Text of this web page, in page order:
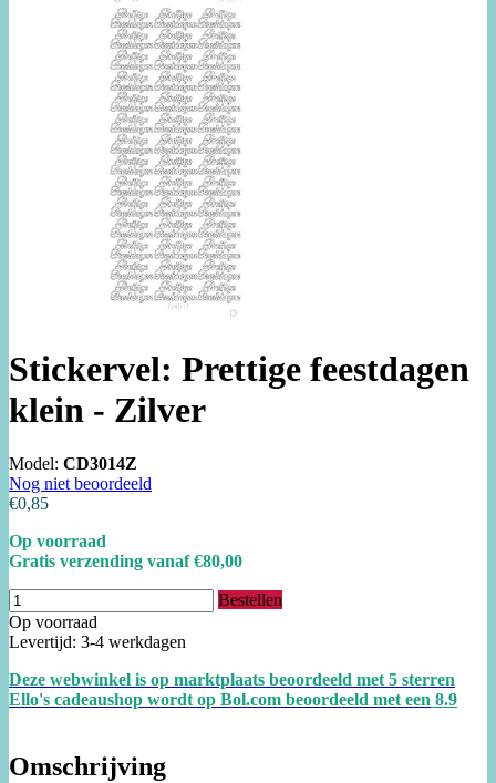
Stickervel: Prettige feestdagen
klein - Zilver
Model: CD3014Z
Nog niet beoordeeld
€0,85
Op voorraad
Gratis verzending vanaf €80,00
Bestellen
Op voorraad
Levertijd: 3-4 werkdagen
Deze webwinkel is op marktplaats beoordeeld met 5 sterren
Ello's cadeaushop wordt op Bol.com beoordeeld met een 8.9
Omschrijving